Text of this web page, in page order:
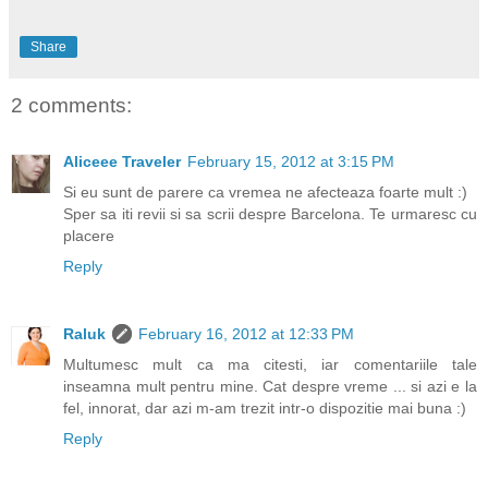
Share
2 comments:
Aliceee Traveler February 15, 2012 at 3:15 PM
Si eu sunt de parere ca vremea ne afecteaza foarte mult :)
Sper sa iti revii si sa scrii despre Barcelona. Te urmaresc cu
placere
Reply
Raluk
February 16, 2012 at 12:33 PM
Multumesc mult ca ma citesti, iar comentariile tale
inseamna mult pentru mine. Cat despre vreme ... si azi e la
fel, innorat, dar azi m-am trezit intr-o dispozitie mai buna :)
Reply